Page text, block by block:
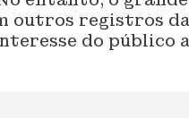
outros registros
do público